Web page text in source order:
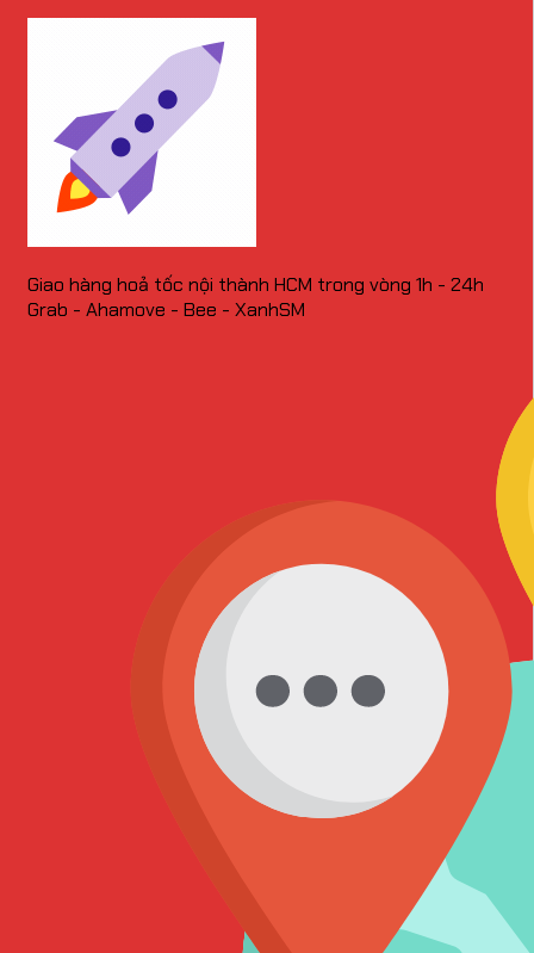
Giao hàng hoả tốc nội thành HCM trong vòng 1h - 24h
Grab - Ahamove - Bee - XanhSM